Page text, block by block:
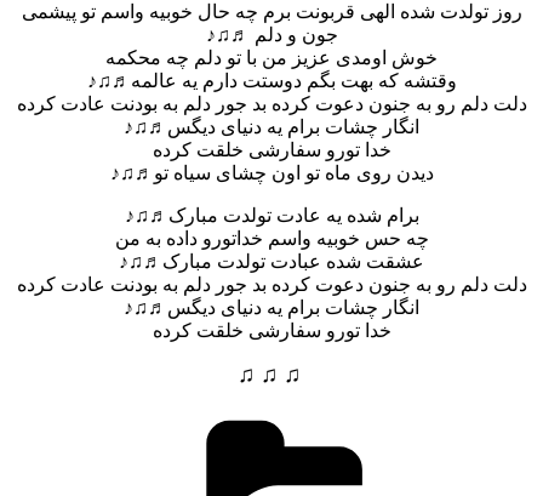
روز تولدت شده الهی قربونت برم چه حال خوبیه واسم تو پیشمی
جون و دلم ♬♫♪
خوش اومدی عزیز من با تو دلم چه محکمه
وقتشه که بهت بگم دوستت دارم یه عالمه♬♫♪
دلت دلم رو به جنون دعوت کرده بد جور دلم به بودنت عادت کرده
انگار چشات برام یه دنیای دیگس♬♫♪
خدا تورو سفارشی خلقت کرده
دیدن روی ماه تو اون چشای سیاه تو♬♫♪
برام شده یه عادت تولدت مبارک♬♫♪
چه حس خوبیه واسم خداتورو داده به من
عشقت شده عبادت تولدت مبارک♬♫♪
دلت دلم رو به جنون دعوت کرده بد جور دلم به بودنت عادت کرده
انگار چشات برام یه دنیای دیگس♬♫♪
خدا تورو سفارشی خلقت کرده
♫ ♫ ♫